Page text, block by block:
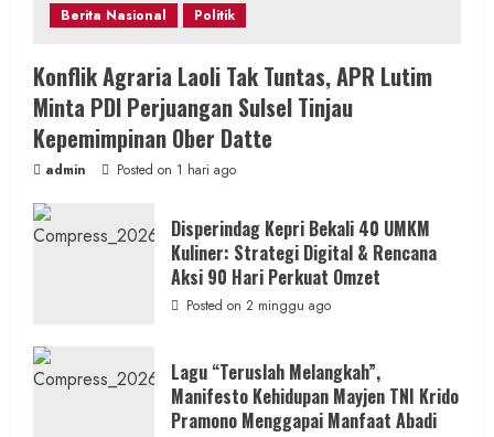
Berita Nasional Politik
Konflik Agraria Laoli Tak Tuntas, APR Lutim
Minta PDI Perjuangan Sulsel Tinjau
Kepemimpinan Ober Datte
admin Posted on 1 hari ago
Disperindag Kepri Bekali 40 UMKM
Kuliner: Strategi Digital & Rencana
Aksi 90 Hari Perkuat Omzet
Posted on 2 minggu ago
Lagu “Teruslah Melangkah”,
Manifesto Kehidupan Mayjen TNI Krido
Pramono Menggapai Manfaat Abadi